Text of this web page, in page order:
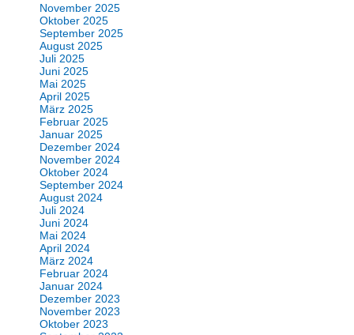
November 2025
Oktober 2025
September 2025
August 2025
Juli 2025
Juni 2025
Mai 2025
April 2025
März 2025
Februar 2025
Januar 2025
Dezember 2024
November 2024
Oktober 2024
September 2024
August 2024
Juli 2024
Juni 2024
Mai 2024
April 2024
März 2024
Februar 2024
Januar 2024
Dezember 2023
November 2023
Oktober 2023